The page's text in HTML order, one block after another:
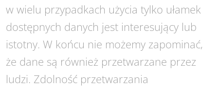
w wielu przypadkach użycia tylko ułamek
dostępnych danych jest interesujący lub
istotny. W końcu nie możemy zapominać,
że dane są również przetwarzane przez
ludzi. Zdolność przetwarzania